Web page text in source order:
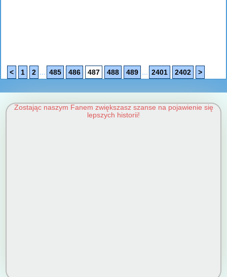
< 1 2 ... 485 486 487 488 489 ... 2401 2402 >
Zostając naszym Fanem zwiększasz szanse na pojawienie się
lepszych historii!